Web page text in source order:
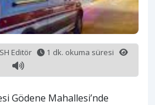
Editör
1 dk. okuma süresi
Gödene Mahallesi’nde